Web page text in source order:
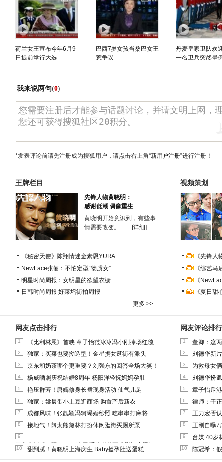
荷兰女王宣布今年6月9
日提前举行大选
巴西7岁女孩当桑巴女王
惹争议
丹麦皇家卫队欢
一名卫兵突然晕
我来说两句(0)
*发表评论前请先注册成为搜狐用户，请点击右上角“新用户注册”进行注册！
王牌栏目
先锋人物黄晓明：
感谢低潮 偶像重生
黄晓明开始意识到，有些事
情需要改变。…… [详细]
《秘密天使》陈翔情迷金素恩YURA
NewFace张俪：不怕定型“物质女”
明星时尚周报：女明星的欲望衣橱
日韩时尚周报 好莱坞街拍周报
更多 >>
视频策划
《先锋
《综艺
《
《夏日
网友点击排行
1 《比利林恩》首映 章子怡范冰冰冯小刚捧场红毯
2 独家：买菜也要拗造型！金星携女逛街有派头
3 京东和奶茶哪个更重要？刘强东的回答全场大笑！
4 杨威晒照庆祝结婚8周年 杨阳洋轻抚妈妈孕肚
5 艳压群芳！唐嫣修身长裙现身活动 仙气儿足
6 独家：姚晨带小土豆逛商场 购置产后新衣
7 成都风味！张靓颖冯轲曝婚纱照 吃串串打麻将
8 接地气！阔太熊黛林打扮休闲逛街买厕所泵
9
马蓉离婚后，砸1000万人民币给媒体要求删掉这照片
10 甜到腻！黄晓明上海庆生 Baby挺孕肚送蛋糕
网友评论排行
1 董卿：这
2 刘德华新
3 为救母女
4 刘德华扮
5 章子怡斥
6 律师：于
7 王力宏否
8 王刚自曝7
9 台媒:40岁
10 陈冠希：